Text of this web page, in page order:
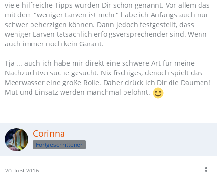
viele hilfreiche Tipps wurden Dir schon genannt. Vor allem das
mit dem "weniger Larven ist mehr" habe ich Anfangs auch nur
schwer beherzigen können. Dann jedoch festgestellt, dass
weniger Larven tatsächlich erfolgsversprechender sind. Wenn
auch immer noch kein Garant.
Tja ... auch ich habe mir direkt eine schwere Art für meine
Nachzuchtversuche gesucht. Nix fischiges, denoch spielt das
Meerwasser eine große Rolle. Daher drück ich Dir die Daumen!
Mut und Einsatz werden manchmal belohnt.
Corinna
Fortgeschrittener